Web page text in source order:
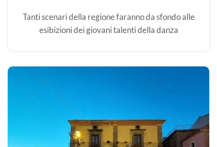
Tanti scenari della regione faranno da sfondo alle
esibizioni dei giovani talenti della danza